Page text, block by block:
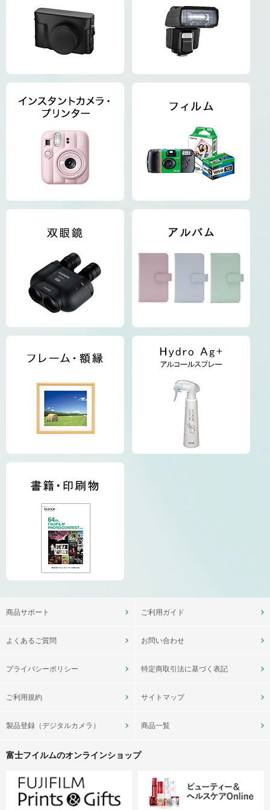
商品サポート ご利用ガイド
よくあるご質問 お問い合わせ
プライバシーポリシー 特定商取引法に基づく表記
ご利用規約 サイトマップ
製品登録（デジタルカメラ） 商品一覧
富士フイルムのオンラインショップ